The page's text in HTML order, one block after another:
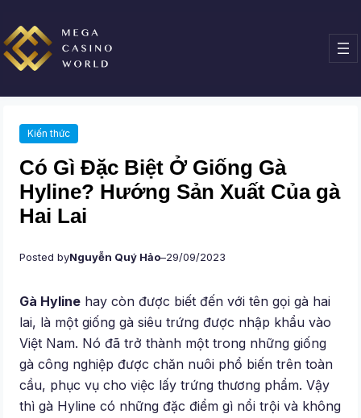
đến
phần
nội
dung
Kiến thức
Có Gì Đặc Biệt Ở Giống Gà
Hyline? Hướng Sản Xuất Của gà
Hai Lai
Posted byNguyễn Quý Hảo–29/09/2023
Gà Hyline hay còn được biết đến với tên gọi gà hai
lai, là một giống gà siêu trứng được nhập khẩu vào
Việt Nam. Nó đã trở thành một trong những giống
gà công nghiệp được chăn nuôi phổ biến trên toàn
cầu, phục vụ cho việc lấy trứng thương phẩm. Vậy
thì gà Hyline có những đặc điểm gì nổi trội và không